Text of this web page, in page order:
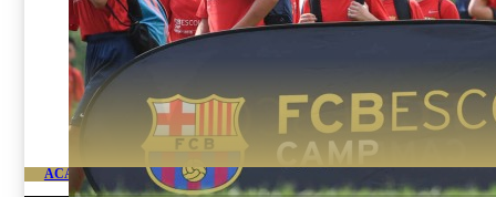
ACADÈMIA D’ALT RENDIMENT FC BARÇA USA